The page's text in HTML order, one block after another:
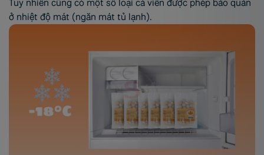
Tuy nhiên cũng có một số loại cá viên được phép bảo quản
ở nhiệt độ mát (ngăn mát tủ lạnh).